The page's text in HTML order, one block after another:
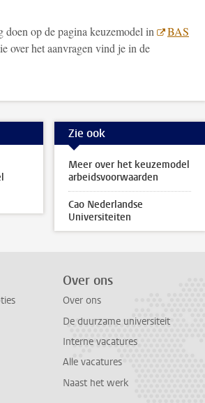
doen op de pagina keuzemodel in
BAS
over het aanvragen vind je in de
Zie ook
Meer over het keuzemodel
arbeidsvoorwaarden
Cao Nederlandse
Universiteiten
Over ons
Over ons
De duurzame universiteit
Interne vacatures
Alle vacatures
Naast het werk